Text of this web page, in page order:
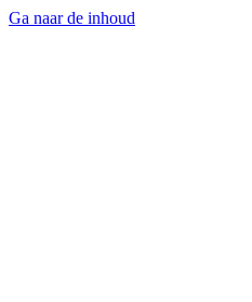
Ga naar de inhoud